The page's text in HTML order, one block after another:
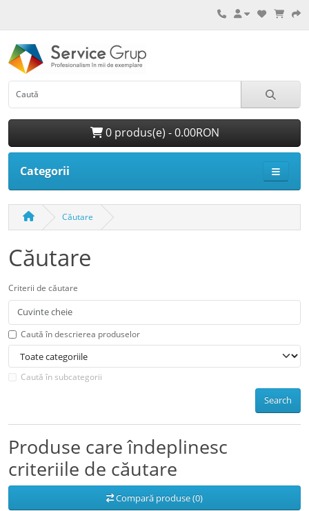
0 produs(e) - 0.00RON
Categorii
Căutare
Căutare
Criterii de căutare
Caută în descrierea produselor
Caută în subcategorii
Search
Produse care îndeplinesc
criteriile de căutare
Compară produse (0)